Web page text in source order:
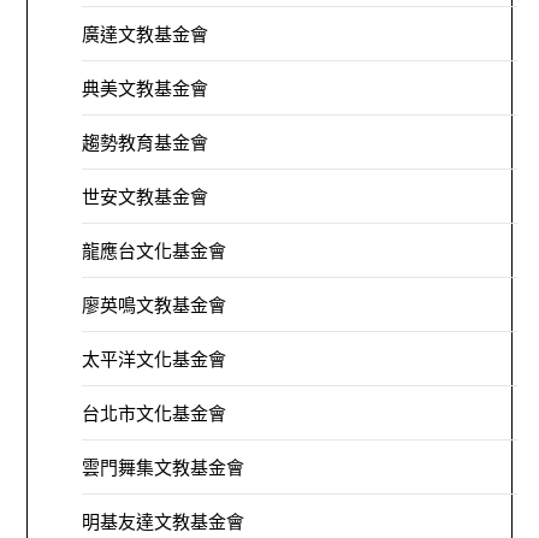
廣達文教基金會
典美文教基金會
趨勢教育基金會
世安文教基金會
龍應台文化基金會
廖英鳴文教基金會
太平洋文化基金會
台北市文化基金會
雲門舞集文教基金會
明基友達文教基金會